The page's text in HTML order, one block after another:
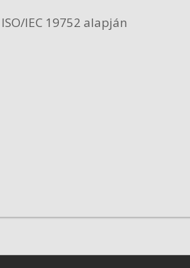
IEC 19752 alapján